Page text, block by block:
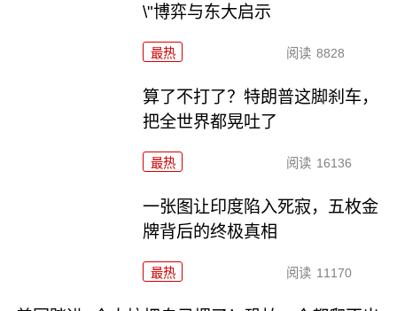
\"博弈与东大启示
最热 阅读 8828
算了不打了？特朗普这脚刹车，
把全世界都晃吐了
最热 阅读 16136
一张图让印度陷入死寂，五枚金
牌背后的终极真相
最热 阅读 11170